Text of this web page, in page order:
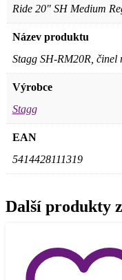
Ride 20" SH Medium
Název produktu
Stagg SH-RM20R, činel
Výrobce
Stagg
EAN
5414428111319
Další produkty